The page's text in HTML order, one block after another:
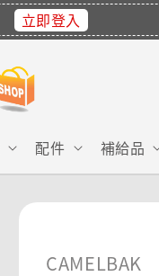
立即登入
配件 補給品
CAMELBAK